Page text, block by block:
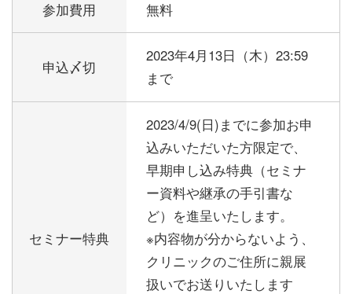
参加費用 無料
申込〆切
2023年4月13日（木）23:59
まで
セミナー特典
2023/4/9(日)までに参加お申
込みいただいた方限定で、
早期申し込み特典（セミナ
ー資料や継承の手引書な
ど）を進呈いたします。
※内容物が分からないよう、
クリニックのご住所に親展
扱いでお送りいたします